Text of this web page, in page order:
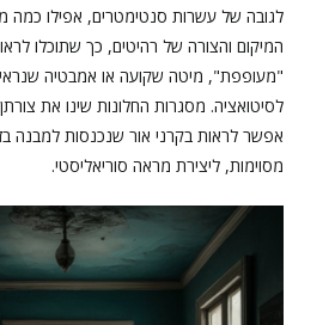
לגובה של עשרות סנטימטרים, אפילו כמה
המיקום והצורה של רהיטים, כך שתוכלו
"מעופפת", מיטה שקועה או אמבטיה
לסיטואציה. מסגרות החלונות שינו את
אפשר לראות בקרני אור שנכנסות למבנה
מסוימות, ליצירת מראה סוריאליסטי.